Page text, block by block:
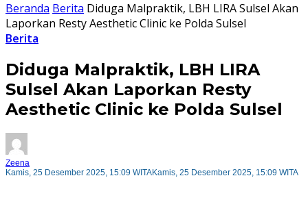
Beranda Berita Diduga Malpraktik, LBH LIRA Sulsel Akan
Laporkan Resty Aesthetic Clinic ke Polda Sulsel
Berita
Diduga Malpraktik, LBH LIRA
Sulsel Akan Laporkan Resty
Aesthetic Clinic ke Polda Sulsel
Zeena
Kamis, 25 Desember 2025, 15:09 WITAKamis, 25 Desember 2025, 15:09 WITA